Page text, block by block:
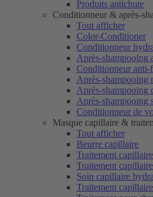
Produits antichute
Conditionneur & après-
Tout afficher
Color-Conditioner
Conditionneur
Après-shampooing
Conditionneur anti-
Après-shampooing
Après-shampooing
Après-shampooing
Conditionneur de
Masque capillaire &
Tout afficher
Beurre capillaire
Traitement
Traitement
Soin capillaire
Traitement